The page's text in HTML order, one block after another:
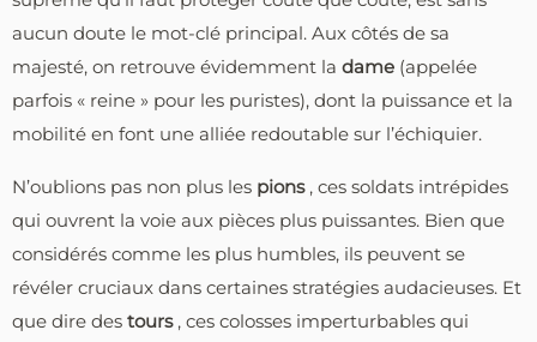
aucun doute le mot-clé principal. Aux côtés de sa
majesté, on retrouve évidemment la dame (appelée
parfois « reine » pour les puristes), dont la puissance et la
mobilité en font une alliée redoutable sur l’échiquier.
N’oublions pas non plus les pions , ces soldats intrépides
qui ouvrent la voie aux pièces plus puissantes. Bien que
considérés comme les plus humbles, ils peuvent se
révéler cruciaux dans certaines stratégies audacieuses. Et
que dire des tours , ces colosses imperturbables qui